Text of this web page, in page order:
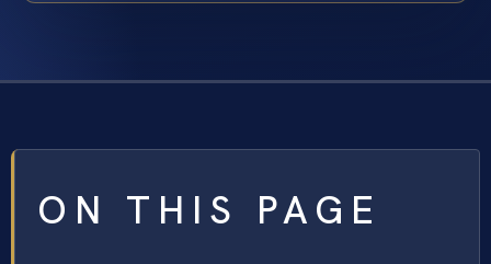
ON THIS PAGE